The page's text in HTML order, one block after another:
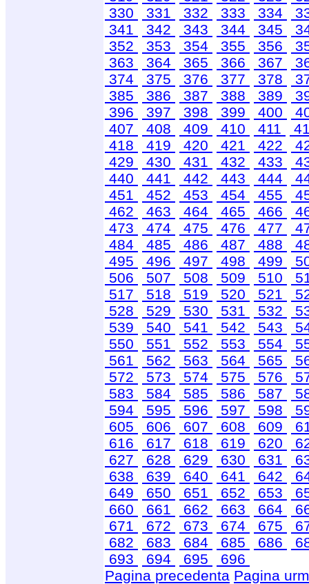
330
331 332 333 334
341
342 343 344 345
352
353 354 355 356
363
364 365 366 367
374
375 376 377 378
385
386 387 388 389
396
397 398 399 400
407
408 409 410 411
418
419 420 421 422
429
430 431 432 433
440
441 442 443 444
451
452 453 454 455
462
463 464 465 466
473
474 475 476 477
484
485 486 487 488
495
496 497 498 499
506
507 508 509 510
517
518 519 520 521
528
529 530 531 532
539
540 541 542 543
550
551 552 553 554
561
562 563 564 565
572
573 574 575 576
583
584 585 586 587
594
595 596 597 598
605
606 607 608 609
616
617 618 619 620
627
628 629 630 631
638
639 640 641 642
649
650 651 652 653
660
661 662 663 664
671
672 673 674 675
682
683 684 685 686
693
694 695
696
Pagina precedenta Pagina